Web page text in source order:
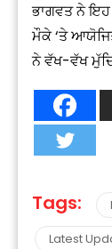
ਭਾਗਵਤ ਨੇ
ਮੌਕੇ ‘ਤੇ
ਨੇ ਵੱਖ-ਵੱਖ
Tags:
Latest